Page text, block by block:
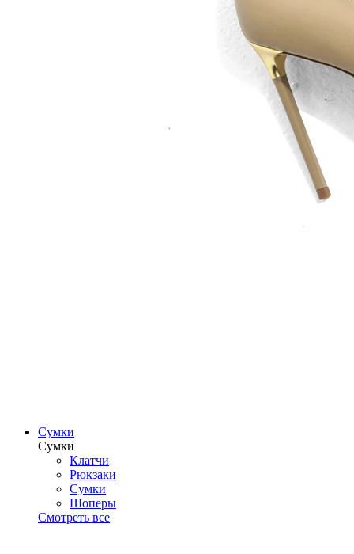
Сумки
Сумки
Клатчи
Рюкзаки
Сумки
Шоперы
Смотреть все